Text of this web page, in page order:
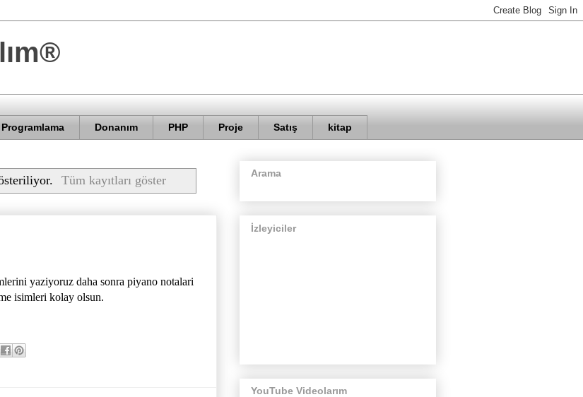
Programlama Donanım PHP Proje Satış kitap
Tüm kayıtları göster
yaziyoruz daha sonra piyano notalari
isimleri kolay olsun.
Arama
İzleyiciler
YouTube Videolarım